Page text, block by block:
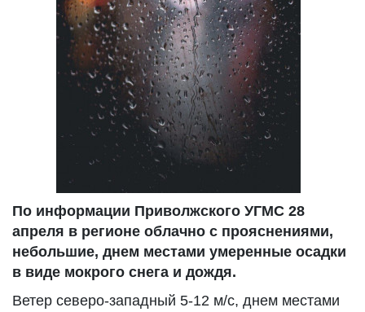
По информации Приволжского УГМС 28
апреля в регионе облачно с прояснениями,
небольшие, днем местами умеренные осадки
в виде мокрого снега и дождя.
Ветер северо-западный 5-12 м/с, днем местами